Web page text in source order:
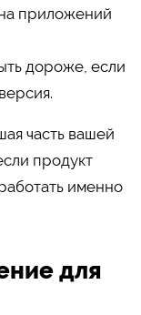
приложений
дороже, если
часть вашей
продукт
именно
для